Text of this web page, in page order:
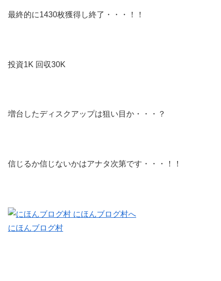
最終的に1430枚獲得し終了・・・！！
投資1K 回収30K
増台したディスクアップは狙い目か・・・？
信じるか信じないかはアナタ次第です・・・！！
にほんブログ村